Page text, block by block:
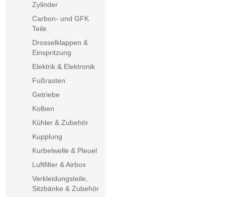
Zylinder
Carbon- und GFK
Teile
Drosselklappen &
Einspritzung
Elektrik & Elektronik
Fußrasten
Getriebe
Kolben
Kühler & Zubehör
Kupplung
Kurbelwelle & Pleuel
Luftfilter & Airbox
Verkleidungsteile,
Sitzbänke & Zubehör